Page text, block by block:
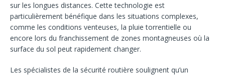
sur les longues distances. Cette technologie est
particulièrement bénéfique dans les situations complexes,
comme les conditions venteuses, la pluie torrentielle ou
encore lors du franchissement de zones montagneuses où la
surface du sol peut rapidement changer.
Les spécialistes de la sécurité routière soulignent qu’un